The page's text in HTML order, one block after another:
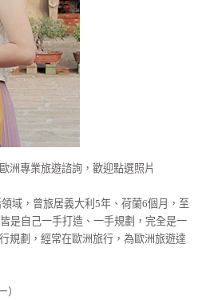
洲專業旅遊諮詢，歡迎點選照片
域，曾旅居義大利5年、荷蘭6個月，至
是自己一手打造、一手規劃，完全是一
規劃，經常在歐洲旅行，為歐洲旅遊達
）